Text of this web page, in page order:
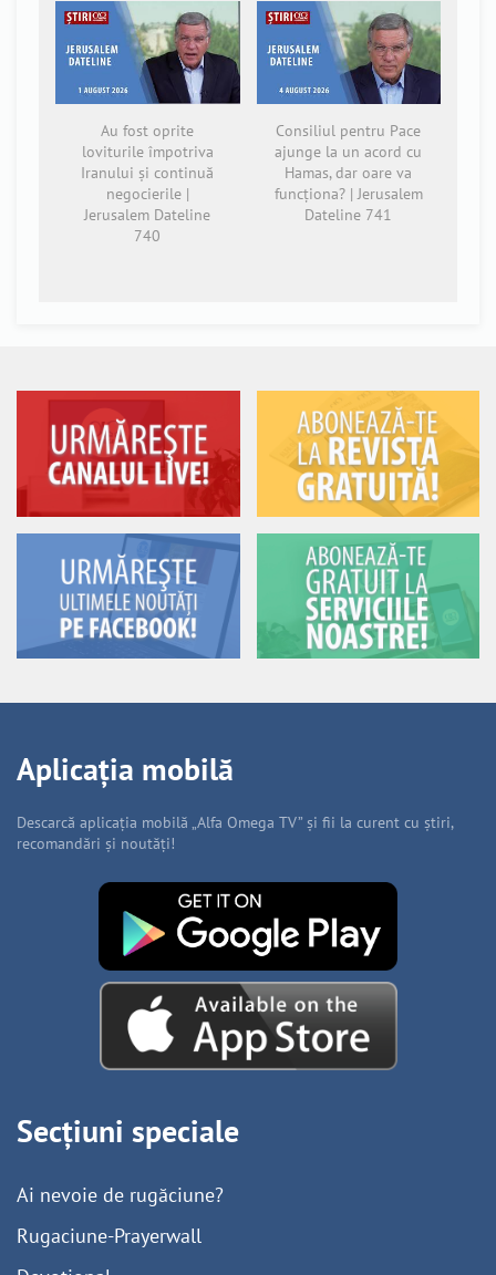
Au fost oprite
loviturile împotriva
Iranului și continuă
negocierile |
Jerusalem Dateline
740
Consiliul pentru Pace
ajunge la un acord cu
Hamas, dar oare va
funcționa? | Jerusalem
Dateline 741
Aplicația mobilă
Descarcă aplicația mobilă „Alfa Omega TV” și fii la curent cu știri,
recomandări și noutăți!
Secțiuni speciale
Ai nevoie de rugăciune?
Rugaciune-Prayerwall